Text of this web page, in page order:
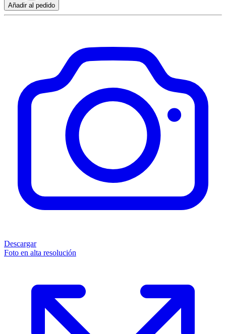
Añadir al pedido
Descargar
Foto en alta resolución